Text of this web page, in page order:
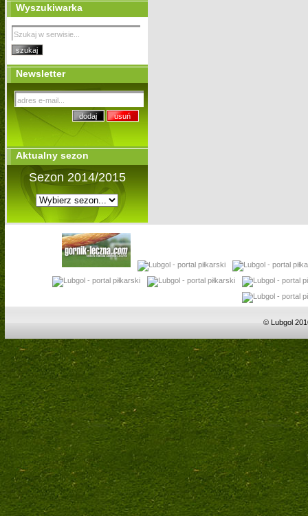
Wyszukiwarka
Newsletter
Aktualny sezon
Sezon 2014/2015
© Lubgol